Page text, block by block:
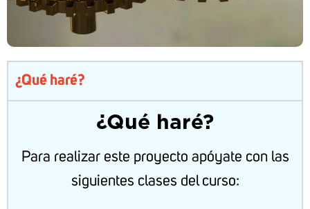
¿Qué haré?
¿Qué haré?
Para realizar este proyecto apóyate con las
siguientes clases del curso: